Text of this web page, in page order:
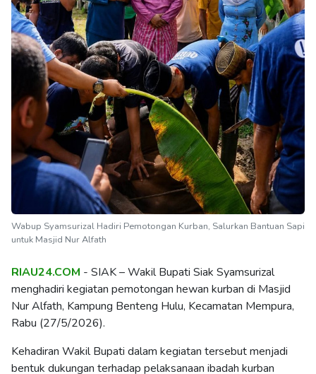
Wabup Syamsurizal Hadiri Pemotongan Kurban, Salurkan Bantuan Sapi
untuk Masjid Nur Alfath
RIAU24.COM - SIAK – Wakil Bupati Siak Syamsurizal
menghadiri kegiatan pemotongan hewan kurban di Masjid
Nur Alfath, Kampung Benteng Hulu, Kecamatan Mempura,
Rabu (27/5/2026).
Kehadiran Wakil Bupati dalam kegiatan tersebut menjadi
bentuk dukungan terhadap pelaksanaan ibadah kurban